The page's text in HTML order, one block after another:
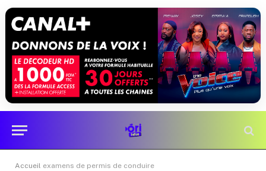
Accueil examens de permis de conduire